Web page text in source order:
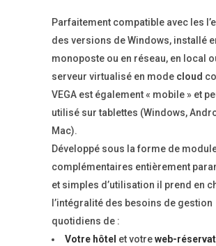
Parfaitement compatible avec les
des versions de Windows, installé
monoposte ou en réseau, en local
serveur virtualisé en mode cloud
VEGA est également « mobile » et
utilisé sur tablettes (Windows,
Mac).
Développé sous la forme de
complémentaires entièrement
et simples d’utilisation il prend en
l’intégralité des besoins de gestion
quotidiens de :
Votre hôtel et votreweb-